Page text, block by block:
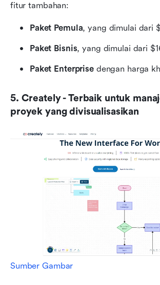
fitur tambahan:
Paket Pemula, yang dimulai dari
Paket Bisnis, yang dimulai dari
Paket Enterprise dengan harga
5. Creately - Terbaik untuk
proyek yang divisualisasikan
Sumber Gambar